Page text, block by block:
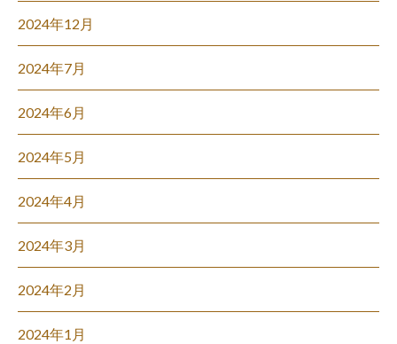
2024年12月
2024年7月
2024年6月
2024年5月
2024年4月
2024年3月
2024年2月
2024年1月